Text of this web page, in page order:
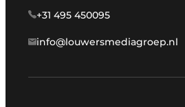
+31 495 450095
info@louwersmediagroep.nl